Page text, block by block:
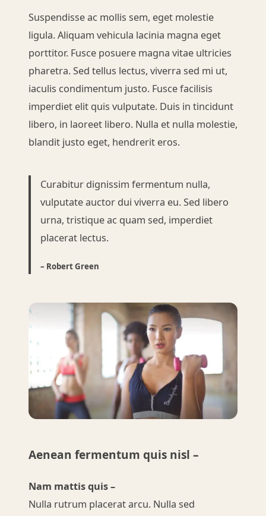
Suspendisse ac mollis sem, eget molestie
ligula. Aliquam vehicula lacinia magna eget
porttitor. Fusce posuere magna vitae ultricies
pharetra. Sed tellus lectus, viverra sed mi ut,
iaculis condimentum justo. Fusce facilisis
imperdiet elit quis vulputate. Duis in tincidunt
libero, in laoreet libero. Nulla et nulla molestie,
blandit justo eget, hendrerit eros.
Curabitur dignissim fermentum nulla,
vulputate auctor dui viverra eu. Sed libero
urna, tristique ac quam sed, imperdiet
placerat lectus.
– Robert Green
Aenean fermentum quis nisl –
Nam mattis quis –
Nulla rutrum placerat arcu. Nulla sed